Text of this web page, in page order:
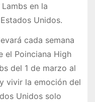
en la
Unidos.
cada semana
el Poinciana High
del 1 de marzo al
vivir la emoción del
Unidos solo